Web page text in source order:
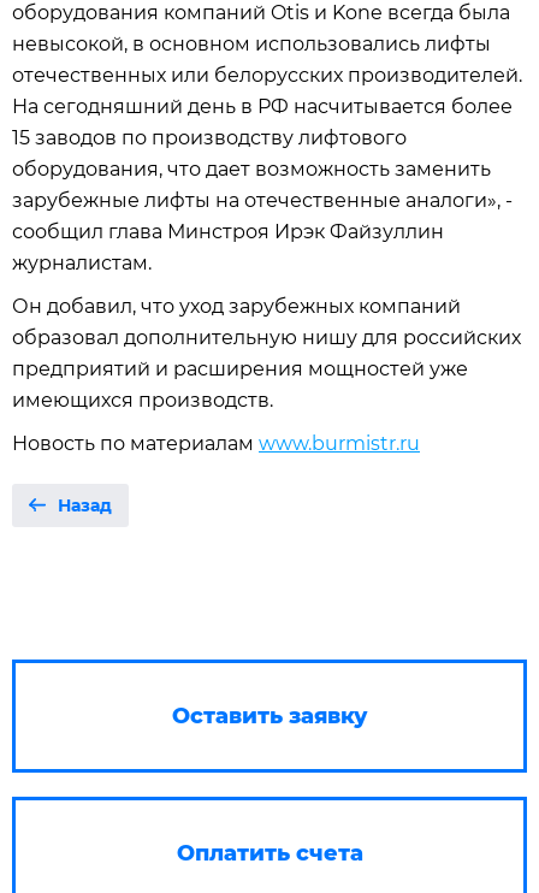
оборудования компаний Otis и Kone всегда была
невысокой, в основном использовались лифты
отечественных или белорусских производителей.
На сегодняшний день в РФ насчитывается более
15 заводов по производству лифтового
оборудования, что дает возможность заменить
зарубежные лифты на отечественные аналоги», -
сообщил глава Минстроя Ирэк Файзуллин
журналистам.
Он добавил, что уход зарубежных компаний
образовал дополнительную нишу для российских
предприятий и расширения мощностей уже
имеющихся производств.
Новость по материалам www.burmistr.ru
Назад
Оставить заявку
Оплатить счета